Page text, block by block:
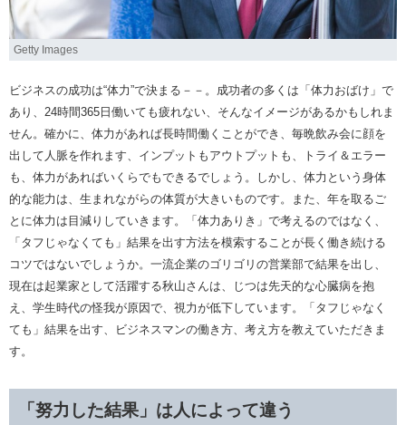
Getty Images
ビジネスの成功は“体力”で決まる－－。成功者の多くは「体力おばけ」で
あり、24時間365日働いても疲れない、そんなイメージがあるかもしれま
せん。確かに、体力があれば長時間働くことができ、毎晩飲み会に顔を
出して人脈を作れます、インプットもアウトプットも、トライ＆エラー
も、体力があればいくらでもできるでしょう。しかし、体力という身体
的な能力は、生まれながらの体質が大きいものです。また、年を取るご
とに体力は目減りしていきます。「体力ありき」で考えるのではなく、
「タフじゃなくても」結果を出す方法を模索することが長く働き続ける
コツではないでしょうか。一流企業のゴリゴリの営業部で結果を出し、
現在は起業家として活躍する秋山さんは、じつは先天的な心臓病を抱
え、学生時代の怪我が原因で、視力が低下しています。「タフじゃなく
ても」結果を出す、ビジネスマンの働き方、考え方を教えていただきま
す。
「努力した結果」は人によって違う